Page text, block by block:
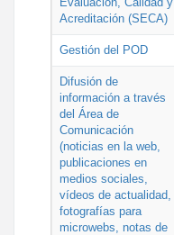
Acreditación (SECA)
Gestión del POD
Difusión de
información a través
del Área de
Comunicación
(noticias en la web,
publicaciones en
medios sociales,
vídeos de actualidad,
fotografías para
microwebs, notas de